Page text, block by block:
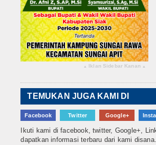
▴ Iklan Sidebar Kanan ▴
TEMUKAN JUGA KAMI DI
Facebook Twitter Google+
Ikuti kami di facebook, twitter, Google+,
dapatkan informasi terbaru dari kami disana.